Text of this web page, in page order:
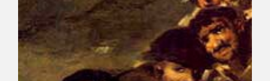
FRANCISCO DE GOYA